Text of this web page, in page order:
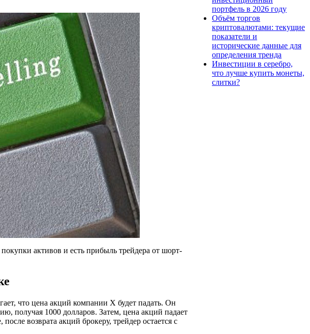
активов и есть прибыль трейдера от шорт-
что цена акций компании X будет падать. Он
получая 1000 долларов. Затем, цена акций падает
возврата акций брокеру, трейдер остается с
портфель в 2026 году
Объём торгов
криптовалютами: текущие
показатели и
исторические данные для
определения тренда
Инвестиции в серебро,
что лучше купить монеты,
слитки?